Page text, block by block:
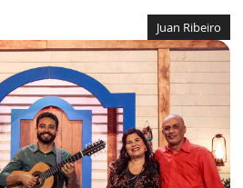
Juan Ribeiro